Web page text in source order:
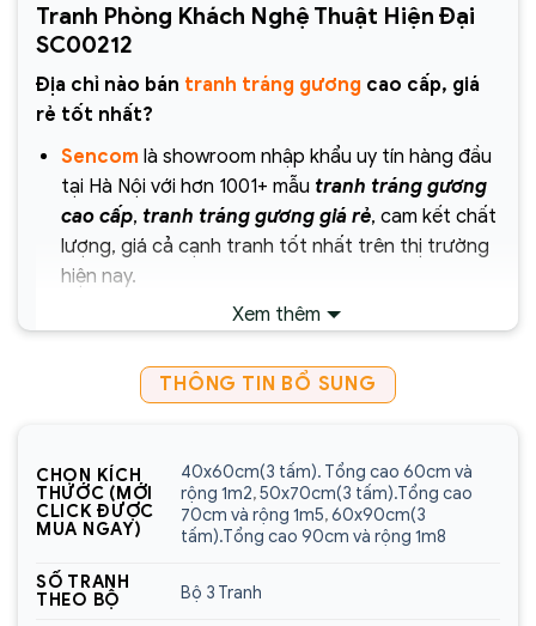
Tranh Phòng Khách Nghệ Thuật Hiện Đại
SC00212
Địa chỉ nào bán tranh tráng gương cao cấp, giá
rẻ tốt nhất?
Sencomlà showroom nhập khẩu uy tín hàng đầu
tại Hà Nội với hơn 1001+ mẫu tranh tráng gương
cao cấp, tranh tráng gương giá rẻ, cam kết chất
lượng, giá cả cạnh tranh tốt nhất trên thị trường
hiện nay.
Chịu trách nhiệm về sản phẩm :
Công ty Cổ Phần Xây Dựng và Thương Mại
Sencom Việt Nam
Địa chỉ showroom:60 Trần Đăng Ninh, Quang
Trung, Hà Đông, Hà Nội
*ƯU ĐÃI: Miễn phí vận chuyển Toàn quốc phí vận
Xem thêm
THÔNG TIN BỔ SUNG
CHỌN KÍCH
THƯỚC (MỚI
CLICK ĐƯỢC
MUA NGAY)
40x60cm(3 tấm). Tổng cao 60cm và
rộng 1m2,50x70cm(3 tấm).Tổng cao
70cm và rộng 1m5,60x90cm(3
tấm).Tổng cao 90cm và rộng 1m8
SỐ TRANH
THEO BỘ
Bộ 3 Tranh